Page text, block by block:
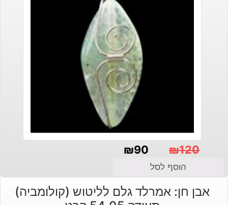
₪120
המקורי
היה:
₪90
הנוכחי
הוא:
הוסף לסל
אבן חן: אמרלד גלם לליטוש (קולומביה)